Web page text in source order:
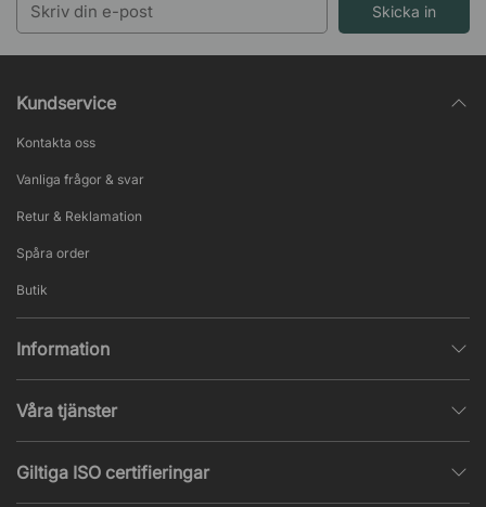
Skicka in
Kundservice
Kontakta oss
Vanliga frågor & svar
Retur & Reklamation
Spåra order
Butik
Information
Försäljningsvillkor
Populära sidor
Våra tjänster
Tysta rum & telefonbås
Giltiga ISO certifieringar